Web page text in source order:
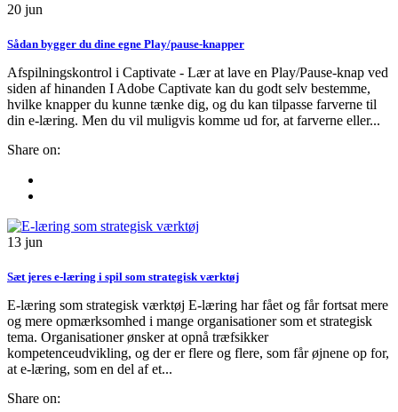
20 jun
Sådan bygger du dine egne Play/pause-knapper
Afspilningskontrol i Captivate - Lær at lave en Play/Pause-knap ved
siden af hinanden I Adobe Captivate kan du godt selv bestemme,
hvilke knapper du kunne tænke dig, og du kan tilpasse farverne til
din e-læring. Men du vil muligvis komme ud for, at farverne eller...
Share on:
13 jun
Sæt jeres e-læring i spil som strategisk værktøj
E-læring som strategisk værktøj E-læring har fået og får fortsat mere
og mere opmærksomhed i mange organisationer som et strategisk
tema. Organisationer ønsker at opnå træfsikker
kompetenceudvikling, og der er flere og flere, som får øjnene op for,
at e-læring, som en del af et...
Share on: